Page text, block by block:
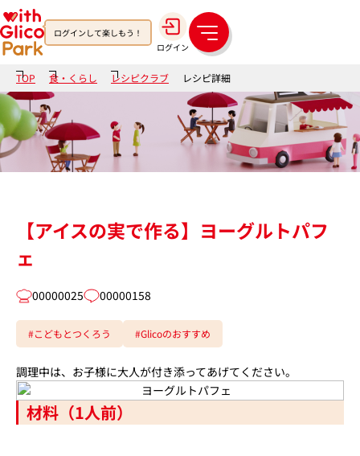
ログインして楽しもう！
ログイン
メ
ニ
ュ
ー
TOP 食・くらし レシピクラブ レシピ詳細
【アイスの実で作る】ヨーグルトパフ
ェ
00000025 00000158
#こどもとつくろう #Glicoのおすすめ
調理中は、お子様に大人が付き添ってあげてください。
材料（1人前）